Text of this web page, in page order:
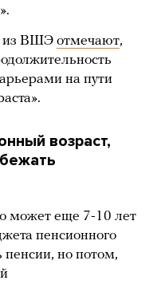
из ВШЭ отмечают,
на пути
возраст,
может еще 7-10 лет
пенсионного
но потом,